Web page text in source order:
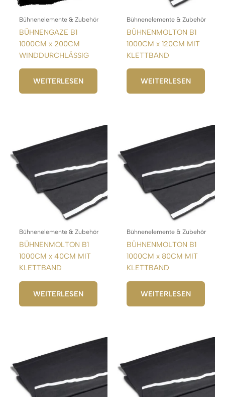
Bühnenelemente & Zubehör
BÜHNENGAZE B1
1000CM x 200CM
WINDDURCHLÄSSIG
WEITERLESEN
Bühnenelemente & Zubehör
BÜHNENMOLTON B1
1000CM x 120CM MIT
KLETTBAND
WEITERLESEN
Bühnenelemente & Zubehör
BÜHNENMOLTON B1
1000CM x 40CM MIT
KLETTBAND
WEITERLESEN
Bühnenelemente & Zubehör
BÜHNENMOLTON B1
1000CM x 80CM MIT
KLETTBAND
WEITERLESEN